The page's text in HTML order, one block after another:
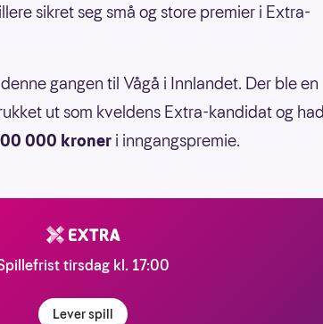
sikret seg små og store premier i Extra-
gangen til Vågå i Innlandet. Der ble en
ut som kveldens Extra-kandidat og
000 kroneri inngangspremie.
tirsdag kl. 17:00
Lever spill